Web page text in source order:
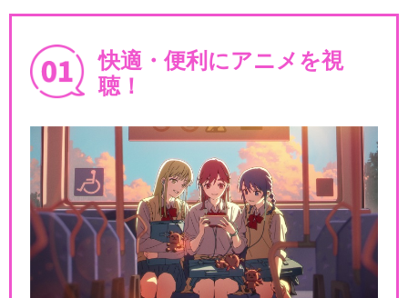
閉じる
快適・便利にアニメを視
聴！